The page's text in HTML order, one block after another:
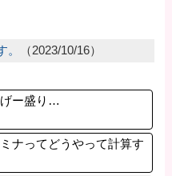
。 （2023/10/16）
げー盛り…
ナってどうやって計算す